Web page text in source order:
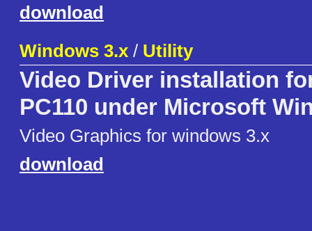
download
Windows 3.x / Utility
Video Driver installation
PC110 under Microsoft
Video Graphics for windows 3.x
download